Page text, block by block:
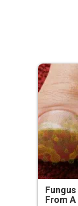
From